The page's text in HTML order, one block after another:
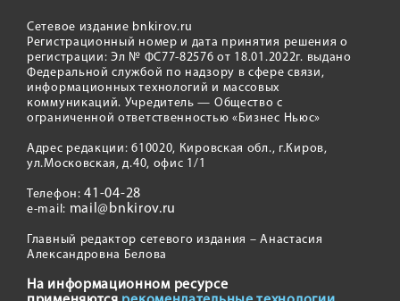
Сетевое издание bnkirov.ru
Регистрационный номер и дата принятия решения о
регистрации: Эл № ФС77-82576 от 18.01.2022г. выдано
Федеральной службой по надзору в сфере связи,
информационных технологий и массовых
коммуникаций. Учредитель — Общество с
ограниченной ответственностью «Бизнес Ньюс»
Адрес редакции: 610020, Кировская обл., г.Киров,
ул.Московская, д.40, офис 1/1
Телефон:41-04-28
e-mail: mail@bnkirov.ru
Главный редактор сетевого издания – Анастасия
Александровна Белова
На информационном ресурсе